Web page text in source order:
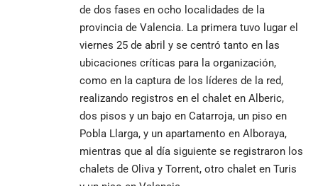
de dos fases en ocho localidades de la
provincia de Valencia. La primera tuvo lugar el
viernes 25 de abril y se centró tanto en las
ubicaciones críticas para la organización,
como en la captura de los líderes de la red,
realizando registros en el chalet en Alberic,
dos pisos y un bajo en Catarroja, un piso en
Pobla Llarga, y un apartamento en Alboraya,
mientras que al día siguiente se registraron los
chalets de Oliva y Torrent, otro chalet en Turis